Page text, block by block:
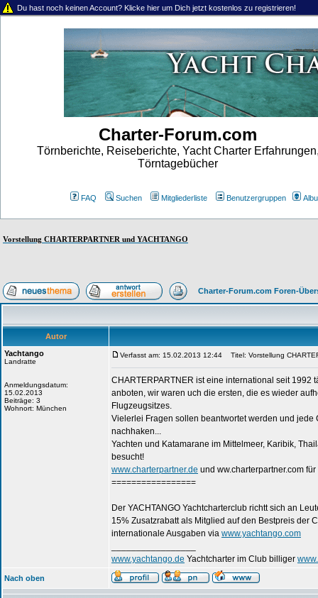
Du hast noch keinen Account? Klicke hier um Dich jetzt kostenlos zu registrieren!
Charter-Forum.com
Törnberichte, Reiseberichte, Yacht Charter
Törntagebücher
FAQ Suchen Mitgliederliste Benutzergruppen
Vorstellung CHARTERPARTNER und YACHTANGO
Charter-Forum.com Foren-
Autor
Yachtango
Landratte
Anmeldungsdatum:
15.02.2013
Beiträge: 3
Wohnort: München
Verfasst am: 15.02.2013 12:44 Titel: Vorstellung
CHARTERPARTNER ist eine international seit 1992
anboten, wir waren uch die ersten, die es wieder
Flugzeugsitzes.
Vielerlei Fragen sollen beantwortet werden und
nachhaken...
Yachten und Katamarane im Mittelmeer, Karibik,
besucht!
www.charterpartner.de und ww.charterpartner.com
=================
Der YACHTANGO Yachtcharterclub richtt sich an
15% Zusatzrabatt als Mitglied auf den Bestpreis der
internationale Ausgaben via www.yachtango.com
www.yachtango.de Yachtcharter im Club billiger
Nach oben